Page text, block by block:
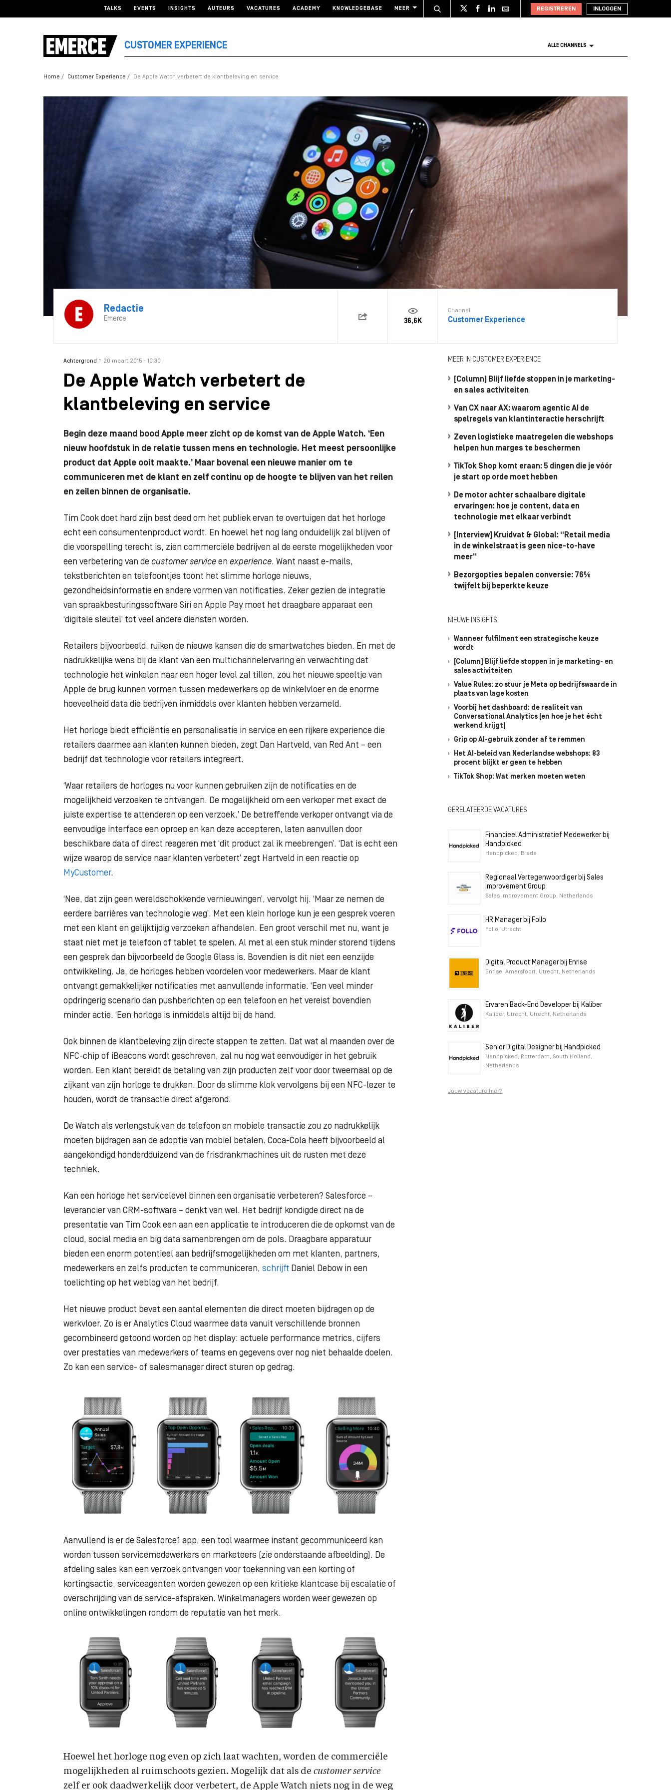
TALKS EVENTS INSIGHTS AUTEURS VACATURES ACADEMY KNOWLEDGEBASE MEER REGISTREREN INLOGGEN
CUSTOMER EXPERIENCE ALLE CHANNELS
Home Customer Experience De Apple Watch verbetert de klantbeleving en service
Redactie
Emerce 36,6K
Channel
Customer Experience
Achtergrond - 20 maart 2015 - 10:30
De Apple Watch verbetert de
klantbeleving en service
Begin deze maand bood Apple meer zicht op de komst van de Apple Watch. ‘Een
nieuw hoofdstuk in de relatie tussen mens en technologie. Het meest persoonlijke
product dat Apple ooit maakte.’ Maar bovenal een nieuwe manier om te
communiceren met de klant en zelf continu op de hoogte te blijven van het reilen
en zeilen binnen de organisatie.
Tim Cook doet hard zijn best deed om het publiek ervan te overtuigen dat het horloge
echt een consumentenproduct wordt. En hoewel het nog lang onduidelijk zal blijven of
die voorspelling terecht is, zien commerciële bedrijven al de eerste mogelijkheden voor
een verbetering van de customer service en experience. Want naast e-mails,
tekstberichten en telefoontjes toont het slimme horloge nieuws,
gezondheidsinformatie en andere vormen van notificaties. Zeker gezien de integratie
van spraakbesturingssoftware Siri en Apple Pay moet het draagbare apparaat een
‘digitale sleutel’ tot veel andere diensten worden.
Retailers bijvoorbeeld, ruiken de nieuwe kansen die de smartwatches bieden. En met de
nadrukkelijke wens bij de klant van een multichannelervaring en verwachting dat
technologie het winkelen naar een hoger level zal tillen, zou het nieuwe speeltje van
Apple de brug kunnen vormen tussen medewerkers op de winkelvloer en de enorme
hoeveelheid data die bedrijven inmiddels over klanten hebben verzameld.
Het horloge biedt efficiëntie en personalisatie in service en een rijkere experience die
retailers daarmee aan klanten kunnen bieden, zegt Dan Hartveld, van Red Ant – een
bedrijf dat technologie voor retailers integreert.
‘Waar retailers de horloges nu voor kunnen gebruiken zijn de notificaties en de
mogelijkheid verzoeken te ontvangen. De mogelijkheid om een verkoper met exact de
juiste expertise te attenderen op een verzoek.’ De betreffende verkoper ontvangt via de
eenvoudige interface een oproep en kan deze accepteren, laten aanvullen door
beschikbare data of direct reageren met ‘dit product zal ik meebrengen’. ‘Dat is echt een
wijze waarop de service naar klanten verbetert’ zegt Hartveld in een reactie op
MyCustomer.
‘Nee, dat zijn geen wereldschokkende vernieuwingen’, vervolgt hij. ‘Maar ze nemen de
eerdere barrières van technologie weg’. Met een klein horloge kun je een gesprek voeren
met een klant en gelijktijdig verzoeken afhandelen. Een groot verschil met nu, want je
staat niet met je telefoon of tablet te spelen. Al met al een stuk minder storend tijdens
een gesprek dan bijvoorbeeld de Google Glass is. Bovendien is dit niet een eenzijde
ontwikkeling. Ja, de horloges hebben voordelen voor medewerkers. Maar de klant
ontvangt gemakkelijker notificaties met aanvullende informatie. ‘Een veel minder
opdringerig scenario dan pushberichten op een telefoon en het vereist bovendien
minder actie. ‘Een horloge is inmiddels altijd bij de hand.
Ook binnen de klantbeleving zijn directe stappen te zetten. Dat wat al maanden over de
NFC-chip of iBeacons wordt geschreven, zal nu nog wat eenvoudiger in het gebruik
worden. Een klant bereidt de betaling van zijn producten zelf voor door tweemaal op de
zijkant van zijn horloge te drukken. Door de slimme klok vervolgens bij een NFC-lezer te
houden, wordt de transactie direct afgerond.
De Watch als verlengstuk van de telefoon en mobiele transactie zou zo nadrukkelijk
moeten bijdragen aan de adoptie van mobiel betalen. Coca-Cola heeft bijvoorbeeld al
aangekondigd honderdduizend van de frisdrankmachines uit de rusten met deze
techniek.
Kan een horloge het servicelevel binnen een organisatie verbeteren? Salesforce –
leverancier van CRM-software – denkt van wel. Het bedrijf kondigde direct na de
presentatie van Tim Cook een aan een applicatie te introduceren die de opkomst van de
cloud, social media en big data samenbrengen om de pols. Draagbare apparatuur
bieden een enorm potentieel aan bedrijfsmogelijkheden om met klanten, partners,
medewerkers en zelfs producten te communiceren, schrijft Daniel Debow in een
toelichting op het weblog van het bedrijf.
Het nieuwe product bevat een aantal elementen die direct moeten bijdragen op de
werkvloer. Zo is er Analytics Cloud waarmee data vanuit verschillende bronnen
gecombineerd getoond worden op het display: actuele performance metrics, cijfers
over prestaties van medewerkers of teams en gegevens over nog niet behaalde doelen.
Zo kan een service- of salesmanager direct sturen op gedrag.
Aanvullend is er de Salesforce1 app, een tool waarmee instant gecommuniceerd kan
worden tussen servicemedewerkers en marketeers (zie onderstaande afbeelding). De
afdeling sales kan een verzoek ontvangen voor toekenning van een korting of
kortingsactie, serviceagenten worden gewezen op een kritieke klantcase bij escalatie of
overschrijding van de service-afspraken. Winkelmanagers worden weer gewezen op
online ontwikkelingen rondom de reputatie van het merk.
Hoewel het horloge nog even op zich laat wachten, worden de commerciële
mogelijkheden al ruimschoots gezien. Mogelijk dat als de customer service
zelf er ook daadwerkelijk door verbetert, de Apple Watch niets nog in de weg
MEER IN CUSTOMER EXPERIENCE
[Column] Blijf liefde stoppen in je marketing-
en sales activiteiten
Van CX naar AX: waarom agentic AI de
spelregels van klantinteractie herschrijft
Zeven logistieke maatregelen die webshops
helpen hun marges te beschermen
TikTok Shop komt eraan: 5 dingen die je vóór
je start op orde moet hebben
De motor achter schaalbare digitale
ervaringen: hoe je content, data en
technologie met elkaar verbindt
[Interview] Kruidvat & Global: “Retail media
in de winkelstraat is geen nice-to-have
meer”
Bezorgopties bepalen conversie: 76%
twijfelt bij beperkte keuze
NIEUWE INSIGHTS
Wanneer fulfilment een strategische keuze
wordt
[Column] Blijf liefde stoppen in je marketing- en
sales activiteiten
Value Rules: zo stuur je Meta op bedrijfswaarde in
plaats van lage kosten
Voorbij het dashboard: de realiteit van
Conversational Analytics (en hoe je het écht
werkend krijgt)
Grip op AI-gebruik zonder af te remmen
Het AI-beleid van Nederlandse webshops: 83
procent blijkt er geen te hebben
TikTok Shop: Wat merken moeten weten
GERELATEERDE VACATURES
Financieel Administratief Medewerker bij
Handpicked
Handpicked, Breda
Regionaal Vertegenwoordiger bij Sales
Improvement Group
Sales Improvement Group, Netherlands
HR Manager bij Follo
Follo, Utrecht
Digital Product Manager bij Enrise
Enrise, Amersfoort, Utrecht, Netherlands
Ervaren Back-End Developer bij Kaliber
Kaliber, Utrecht, Utrecht, Netherlands
Senior Digital Designer bij Handpicked
Handpicked, Rotterdam, South Holland,
Netherlands
Jouw vacature hier?